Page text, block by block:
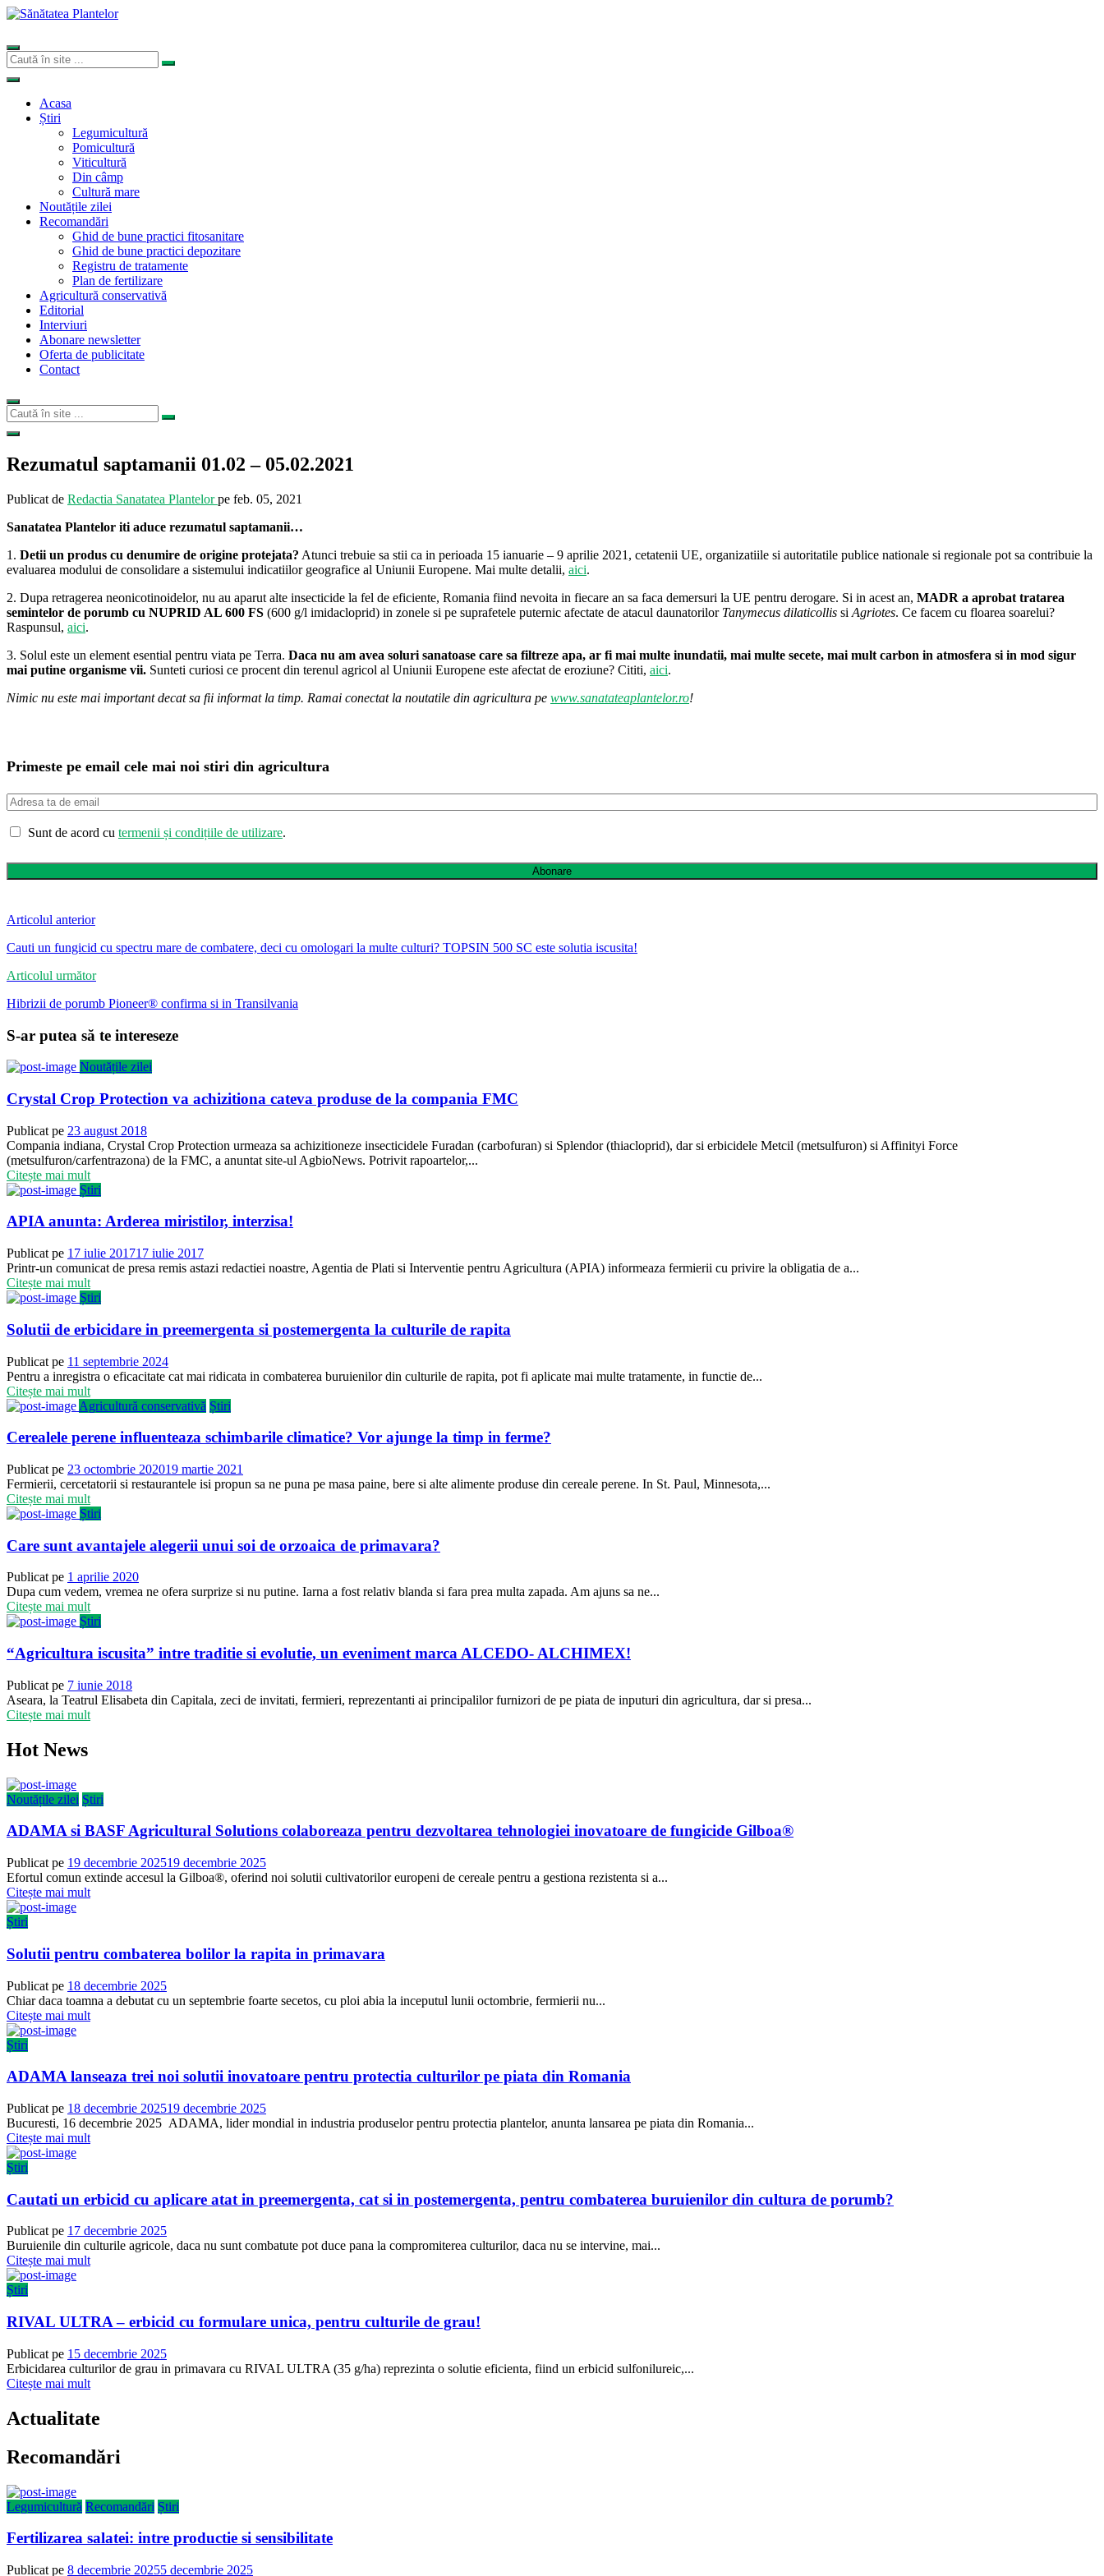
Acasa
Știri
Legumicultură
Pomicultură
Viticultură
Din câmp
Cultură mare
Noutățile zilei
Recomandări
Ghid de bune practici fitosanitare
Ghid de bune practici depozitare
Registru de tratamente
Plan de fertilizare
Agricultură conservativă
Editorial
Interviuri
Abonare newsletter
Oferta de publicitate
Contact
Rezumatul saptamanii 01.02 – 05.02.2021
Publicat de Redactia Sanatatea Plantelorpe feb. 05, 2021
Sanatatea Plantelor iti aduce rezumatul saptamanii…
1. Detii un produs cu denumire de origine protejata? Atunci trebuie sa stii ca in perioada 15 ianuarie – 9 aprilie 2021, cetatenii UE, organizatiile si autoritatile publice nationale si regionale pot sa contribuie la
evaluarea modului de consolidare a sistemului indicatiilor geografice al Uniunii Europene. Mai multe detalii, aici.
2. Dupa retragerea neonicotinoidelor, nu au aparut alte insecticide la fel de eficiente, Romania fiind nevoita in fiecare an sa faca demersuri la UE pentru derogare. Si in acest an, MADR a aprobat tratarea
semintelor de porumb cu NUPRID AL 600 FS (600 g/l imidacloprid) in zonele si pe suprafetele puternic afectate de atacul daunatorilor Tanymecus dilaticollis si Agriotes. Ce facem cu floarea soarelui?
Raspunsul, aici.
3. Solul este un element esential pentru viata pe Terra. Daca nu am avea soluri sanatoase care sa filtreze apa, ar fi mai multe inundatii, mai multe secete, mai mult carbon in atmosfera si in mod sigur
mai putine organisme vii. Sunteti curiosi ce procent din terenul agricol al Uniunii Europene este afectat de eroziune? Cititi, aici.
Nimic nu este mai important decat sa fii informat la timp. Ramai conectat la noutatile din agricultura pe www.sanatateaplantelor.ro!
Primeste pe email cele mai noi stiri din agricultura
Sunt de acord cu termenii și condițiile de utilizare.
Abonare
Articolul anterior
Cauti un fungicid cu spectru mare de combatere, deci cu omologari la multe culturi? TOPSIN 500 SC este solutia iscusita!
Articolul următor
Hibrizii de porumb Pioneer® confirma si in Transilvania
S-ar putea să te intereseze
Noutățile zilei
Crystal Crop Protection va achizitiona cateva produse de la compania FMC
Publicat pe 23 august 2018
Compania indiana, Crystal Crop Protection urmeaza sa achizitioneze insecticidele Furadan (carbofuran) si Splendor (thiacloprid), dar si erbicidele Metcil (metsulfuron) si Affinityi Force
(metsulfuron/carfentrazona) de la FMC, a anuntat site-ul AgbioNews. Potrivit rapoartelor,...
Citește mai mult
Știri
APIA anunta: Arderea miristilor, interzisa!
Publicat pe 17 iulie 201717 iulie 2017
Printr-un comunicat de presa remis astazi redactiei noastre, Agentia de Plati si Interventie pentru Agricultura (APIA) informeaza fermierii cu privire la obligatia de a...
Citește mai mult
Știri
Solutii de erbicidare in preemergenta si postemergenta la culturile de rapita
Publicat pe 11 septembrie 2024
Pentru a inregistra o eficacitate cat mai ridicata in combaterea buruienilor din culturile de rapita, pot fi aplicate mai multe tratamente, in functie de...
Citește mai mult
Agricultură conservativă Știri
Cerealele perene influenteaza schimbarile climatice? Vor ajunge la timp in ferme?
Publicat pe 23 octombrie 202019 martie 2021
Fermierii, cercetatorii si restaurantele isi propun sa ne puna pe masa paine, bere si alte alimente produse din cereale perene. In St. Paul, Minnesota,...
Citește mai mult
Știri
Care sunt avantajele alegerii unui soi de orzoaica de primavara?
Publicat pe 1 aprilie 2020
Dupa cum vedem, vremea ne ofera surprize si nu putine. Iarna a fost relativ blanda si fara prea multa zapada. Am ajuns sa ne...
Citește mai mult
Știri
“Agricultura iscusita” intre traditie si evolutie, un eveniment marca ALCEDO- ALCHIMEX!
Publicat pe 7 iunie 2018
Aseara, la Teatrul Elisabeta din Capitala, zeci de invitati, fermieri, reprezentanti ai principalilor furnizori de pe piata de inputuri din agricultura, dar si presa...
Citește mai mult
Hot News
Noutățile zilei Știri
ADAMA si BASF Agricultural Solutions colaboreaza pentru dezvoltarea tehnologiei inovatoare de fungicide Gilboa®
Publicat pe 19 decembrie 202519 decembrie 2025
Efortul comun extinde accesul la Gilboa®, oferind noi solutii cultivatorilor europeni de cereale pentru a gestiona rezistenta si a...
Citește mai mult
Știri
Solutii pentru combaterea bolilor la rapita in primavara
Publicat pe 18 decembrie 2025
Chiar daca toamna a debutat cu un septembrie foarte secetos, cu ploi abia la inceputul lunii octombrie, fermierii nu...
Citește mai mult
Știri
ADAMA lanseaza trei noi solutii inovatoare pentru protectia culturilor pe piata din Romania
Publicat pe 18 decembrie 202519 decembrie 2025
Bucuresti, 16 decembrie 2025 ADAMA, lider mondial in industria produselor pentru protectia plantelor, anunta lansarea pe piata din Romania...
Citește mai mult
Știri
Cautati un erbicid cu aplicare atat in preemergenta, cat si in postemergenta, pentru combaterea buruienilor din cultura de porumb?
Publicat pe 17 decembrie 2025
Buruienile din culturile agricole, daca nu sunt combatute pot duce pana la compromiterea culturilor, daca nu se intervine, mai...
Citește mai mult
Știri
RIVAL ULTRA – erbicid cu formulare unica, pentru culturile de grau!
Publicat pe 15 decembrie 2025
Erbicidarea culturilor de grau in primavara cu RIVAL ULTRA (35 g/ha) reprezinta o solutie eficienta, fiind un erbicid sulfonilureic,...
Citește mai mult
Actualitate
Recomandări
Legumicultură Recomandări Știri
Fertilizarea salatei: intre productie si sensibilitate
Publicat pe 8 decembrie 20255 decembrie 2025